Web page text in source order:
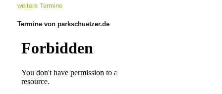
weitere Termine
Termine von parkschuetzer.de